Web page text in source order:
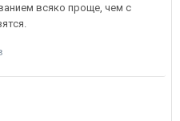
всяко проще, чем с